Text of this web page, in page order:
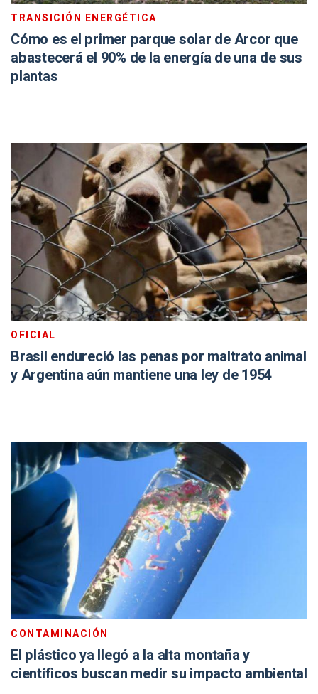
TRANSICIÓN ENERGÉTICA
Cómo es el primer parque solar de Arcor que
abastecerá el 90% de la energía de una de sus
plantas
OFICIAL
Brasil endureció las penas por maltrato animal
y Argentina aún mantiene una ley de 1954
CONTAMINACIÓN
El plástico ya llegó a la alta montaña y
científicos buscan medir su impacto ambiental